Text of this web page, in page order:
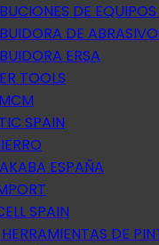
DE
DE
ERSA
TOOLS
SPAIN
ESPAÑA
SPAIN
DE